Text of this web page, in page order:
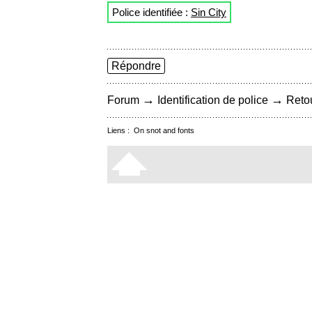
Police identifiée : Sin City
Répondre
Forum → Identification de police →
Liens : On snot and fonts